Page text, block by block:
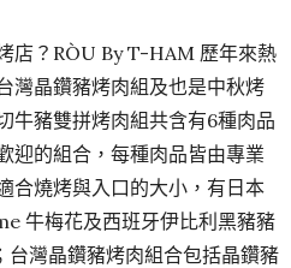
店？RÒU By T-HAM 歷年來熱
灣晶鑽豬烤肉組及也是中秋烤
牛豬雙拼烤肉組共含有6種肉品
迎的組合，每種肉品皆由專業
合燒烤與入口的大小，有日本
牛梅花及西班牙伊比利黑豬豬
灣晶鑽豬烤肉組合包括晶鑽豬